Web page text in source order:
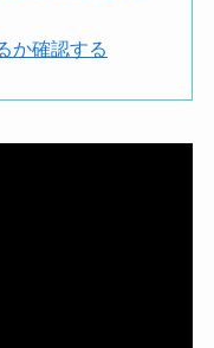
か確認する